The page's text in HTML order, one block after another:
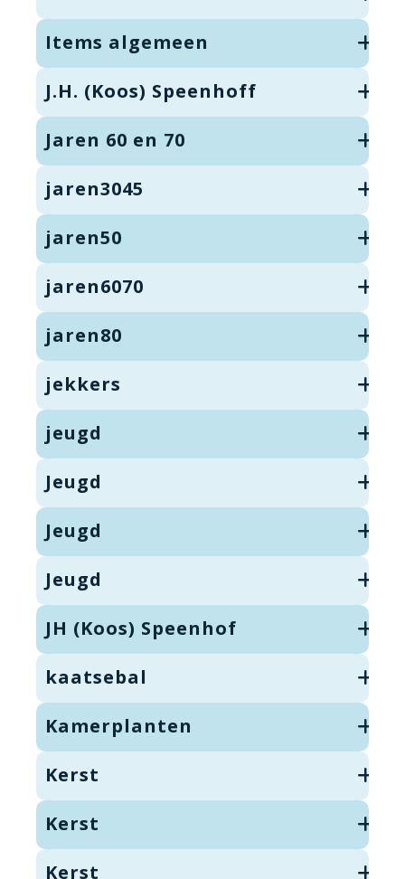
Items algemeen
J.H. (Koos) Speenhoff
Jaren 60 en 70
jaren3045
jaren50
jaren6070
jaren80
jekkers
jeugd
Jeugd
Jeugd
Jeugd
JH (Koos) Speenhof
kaatsebal
Kamerplanten
Kerst
Kerst
Kerst